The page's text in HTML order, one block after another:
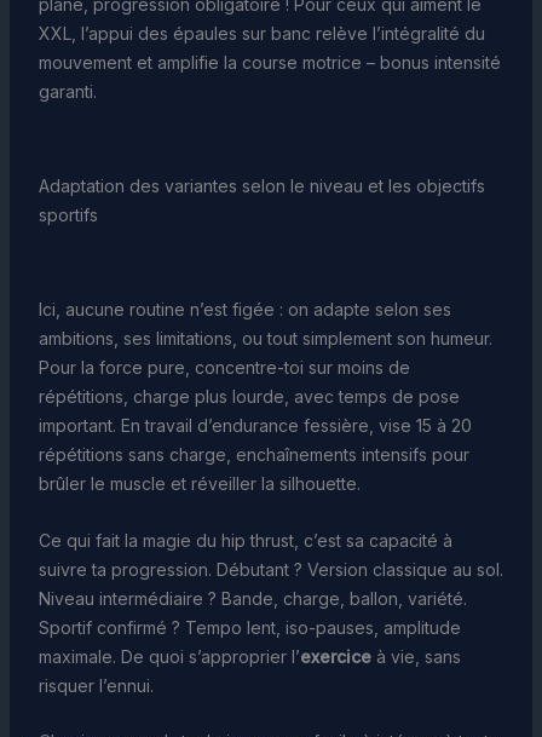
plane, progression obligatoire ! Pour ceux qui aiment le
XXL, l’appui des épaules sur banc relève l’intégralité du
mouvement et amplifie la course motrice – bonus intensité
garanti.
Adaptation des variantes selon le niveau et les objectifs
sportifs
Ici, aucune routine n’est figée : on adapte selon ses
ambitions, ses limitations, ou tout simplement son humeur.
Pour la force pure, concentre-toi sur moins de
répétitions, charge plus lourde, avec temps de pose
important. En travail d’endurance fessière, vise 15 à 20
répétitions sans charge, enchaînements intensifs pour
brûler le muscle et réveiller la silhouette.
Ce qui fait la magie du hip thrust, c’est sa capacité à
suivre ta progression. Débutant ? Version classique au sol.
Niveau intermédiaire ? Bande, charge, ballon, variété.
Sportif confirmé ? Tempo lent, iso-pauses, amplitude
maximale. De quoi s’approprier l’exerciceà vie, sans
risquer l’ennui.